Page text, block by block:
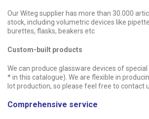
.Our Witeg supplier has more than 30.000
stock, including volumetric devices like
burettes, flasks, beakers etc
Custom-built products
!We can produce glassware devices of
* in this catalo­gue). We are flexible in
lot production, so please feel free to contact
Comprehensive service